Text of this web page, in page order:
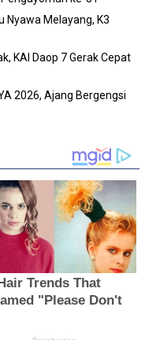
Nyawa Melayang, K3
KAI Daop 7 Gerak Cepat
2026, Ajang Bergengsi